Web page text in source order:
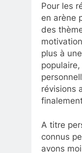
Pour les
en arène
des
plus à
révisions
A titre
connus
avons